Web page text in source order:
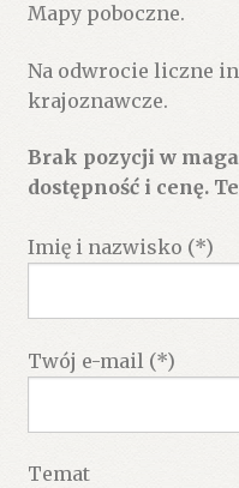
Mapy poboczne.
Na odwrocie liczne
krajoznawcze.
Brak pozycji w
dostępność i cenę.
Imię i nazwisko (*)
Twój e-mail (*)
Temat